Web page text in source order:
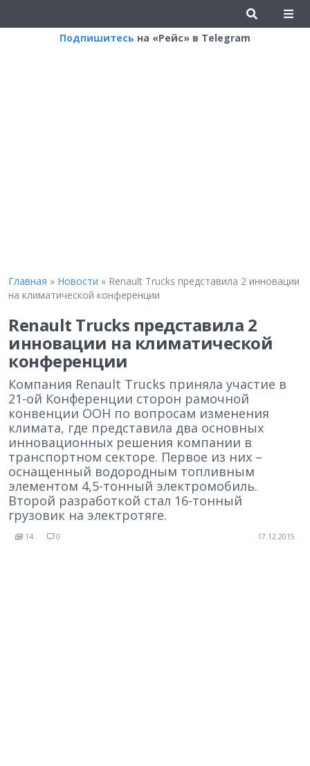
Подпишитесь на «Рейс» в Telegram
Главная » Новости » Renault Trucks представила 2 инновации
на климатической конференции
Renault Trucks представила 2
инновации на климатической
конференции
Компания Renault Trucks приняла участие в
21-ой Конференции сторон рамочной
конвенции ООН по вопросам изменения
климата, где представила два основных
инновационных решения компании в
транспортном секторе. Первое из них –
оснащенный водородным топливным
элементом 4,5-тонный электромобиль.
Второй разработкой стал 16-тонный
грузовик на электротяге.
14 0 17.12.2015